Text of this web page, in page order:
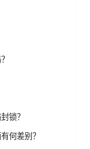
锁？
何差别？